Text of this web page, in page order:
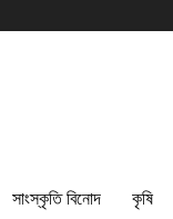
সাংস্কৃতি বিনোদ কৃষি